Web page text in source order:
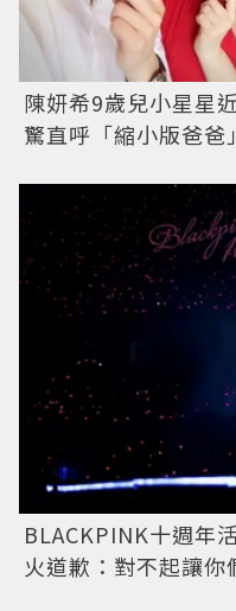
陳妍希9歲兒小星星
驚直呼「縮小版爸爸」
BLACKPINK十週年
火道歉：對不起讓你